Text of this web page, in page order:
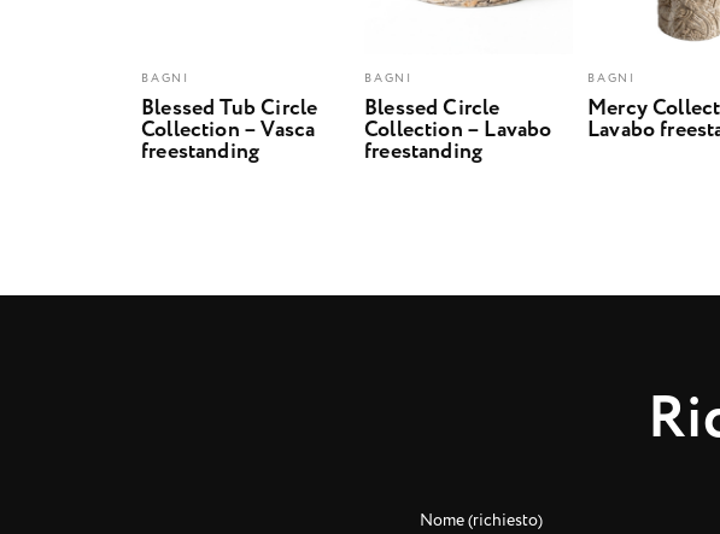
BAGNI
Blessed Tub Circle
Collection – Vasca
freestanding
BAGNI
Blessed Circle
Collection – Lavabo
freestanding
BAGNI
Mercy
Lavabo
Ri
Nome (richiesto)